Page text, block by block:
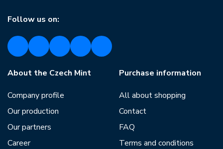
Follow us on:
About the Czech Mint
Company profile
Our production
Our partners
Career
Purchase information
All about shopping
Contact
FAQ
Terms and conditions